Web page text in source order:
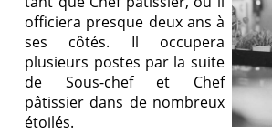
officiera presque deux ans à
ses côtés. Il occupera
plusieurs postes par la suite
de Sous-chef et Chef
pâtissier dans de nombreux
étoilés.